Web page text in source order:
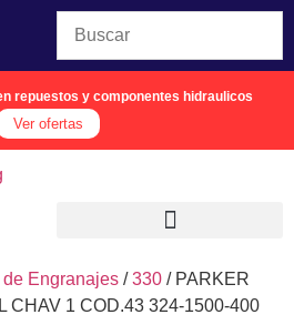
repuestos y componentes hidraulicos
Ver ofertas
de Engranajes /330 / PARKER
CHAV 1 COD.43 324-1500-400